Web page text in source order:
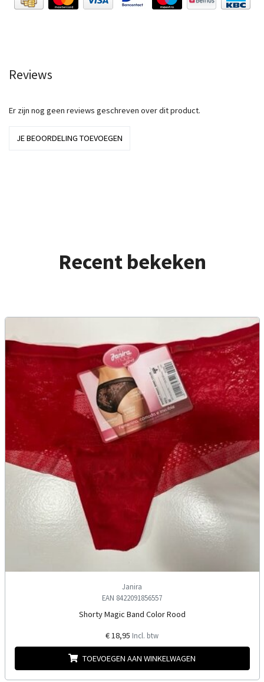
Reviews
Er zijn nog geen reviews geschreven over dit product.
JE BEOORDELING TOEVOEGEN
Recent bekeken
Janira
EAN 8422091856557
Shorty Magic Band Color Rood
€ 18,95 Incl. btw
TOEVOEGEN AAN WINKELWAGEN